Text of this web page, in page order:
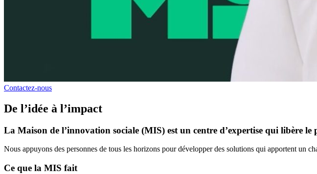
Contactez-nous
De l’idée à l’impact
La Maison de l’innovation sociale (MIS) est un centre d’expertise qui libère
Nous appuyons des personnes de tous les horizons pour développer des solutions qui apportent un
Ce que la MIS fait